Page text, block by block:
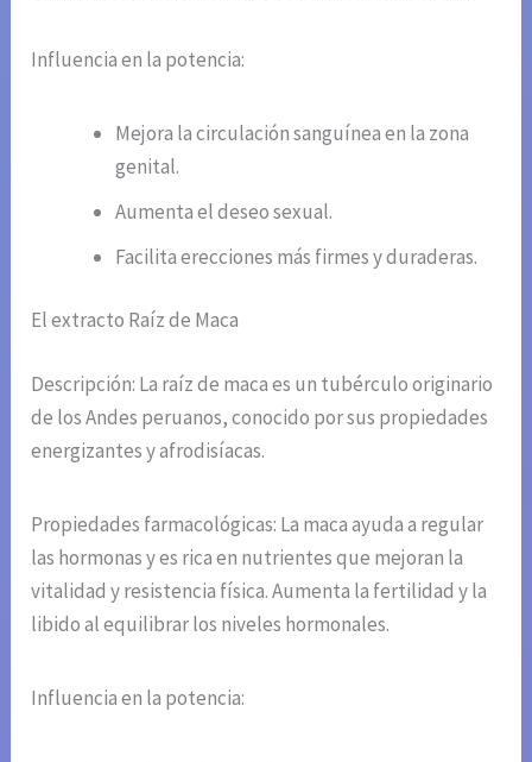
Influencia en la potencia:
Mejora la circulación sanguínea en la zona
genital.
Aumenta el deseo sexual.
Facilita erecciones más firmes y duraderas.
El extracto Raíz de Maca
Descripción: La raíz de maca es un tubérculo originario
de los Andes peruanos, conocido por sus propiedades
energizantes y afrodisíacas.
Propiedades farmacológicas: La maca ayuda a regular
las hormonas y es rica en nutrientes que mejoran la
vitalidad y resistencia física. Aumenta la fertilidad y la
libido al equilibrar los niveles hormonales.
Influencia en la potencia: